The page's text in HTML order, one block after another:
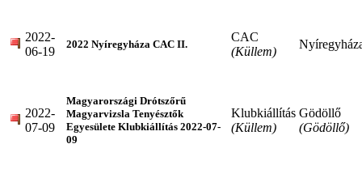
2022-
06-19
2022 Nyíregyháza CAC II.
CAC
(Küllem)
2022-
07-09
Magyarországi Drótszőrű
Magyarvizsla Tenyésztők
Egyesülete Klubkiállítás 2022-07-
09
Klubkiállítás
(Küllem)
Gödöllő
(Gödöllő)